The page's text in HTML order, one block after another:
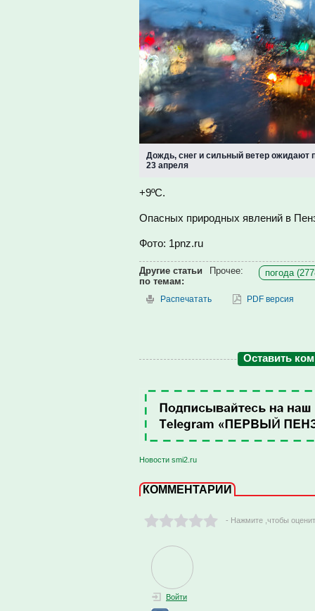
Дождь, снег и сильный ветер ожидают
23 апреля
+9ºС.
Опасных природных явлений в
Фото: 1pnz.ru
Другие статьи
по темам:
Прочее: погода
Распечатать PDF версия
Оставить
Новости smi2.ru
КОММЕНТАРИИ
- Нажмите ,чтобы
Войти